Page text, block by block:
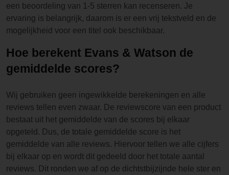
een beoordeling van 1-5 sterren kan recenseren. Je
ervaring is belangrijk, daarom is er een vrij tekstveld en de
mogelijkheid voor een titel ook beschikbaar.
Hoe berekent Evans & Watson de
gemiddelde scores?
Wij gebruiken geen ingewikkelde berekeningen en alle
reviews tellen even zwaar. De reviewscore van een product
bestaat uit het gemiddelde van de scores bij elkaar
opgeteld. Dus, de totale gemiddelde score is het
gemiddelde van alle reviews. Hiervoor tellen we alle cijfers
bij elkaar op en wordt dit gedeeld door het totale aantal
reviews. Dit ronden we af op de dichtstbijzijnde hele ster en